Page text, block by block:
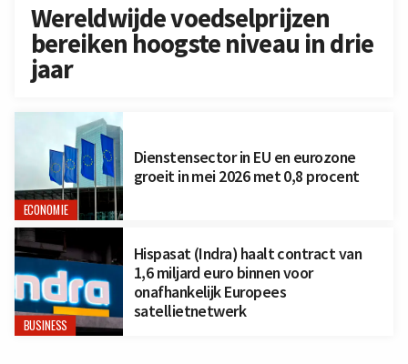
Wereldwijde voedselprijzen
bereiken hoogste niveau in drie
jaar
ECONOMIE
Dienstensector in EU en eurozone
groeit in mei 2026 met 0,8 procent
BUSINESS
Hispasat (Indra) haalt contract van
1,6 miljard euro binnen voor
onafhankelijk Europees
satellietnetwerk